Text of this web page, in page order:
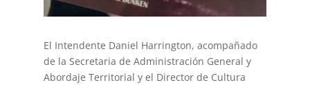
El Intendente Daniel Harrington, acompañado
de la Secretaria de Administración General y
Abordaje Territorial y el Director de Cultura